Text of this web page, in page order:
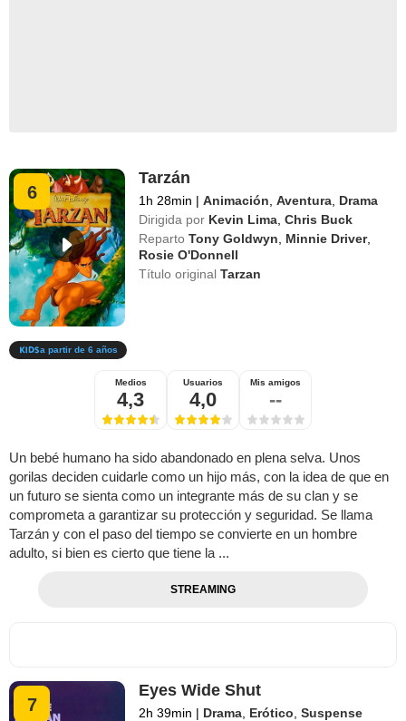
6
Tarzán
1h 28min | Animación ,Aventura Drama
Dirigida por Kevin Lima ,Chris Buck
Reparto Tony Goldwyn Minnie Driver,
Rosie O'Donnell
Título originalTarzan
a partir de 6 años
Medios
4,3
Usuarios
4,0
Mis amigos
--
Un bebé humano ha sido abandonado en plena selva. Unos
gorilas deciden cuidarle como un hijo más, con la idea de que en
un futuro se sienta como un integrante más de su clan y se
comprometa a garantizar su protección y seguridad. Se llama
Tarzán y con el paso del tiempo se convierte en un hombre
adulto, si bien es cierto que tiene la ...
STREAMING
7
Eyes Wide Shut
2h 39min | Drama Erótico ,Suspense